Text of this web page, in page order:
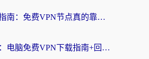
海外党避坑指南：免费VPN节点真的靠谱吗？教你选对回国加速器无缝访问国内资源
海外党必看：电脑免费VPN下载指南+回国加速器选择全攻略，告别地区限制